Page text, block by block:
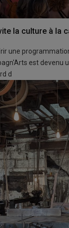
la culture à la
une
est devenu
d